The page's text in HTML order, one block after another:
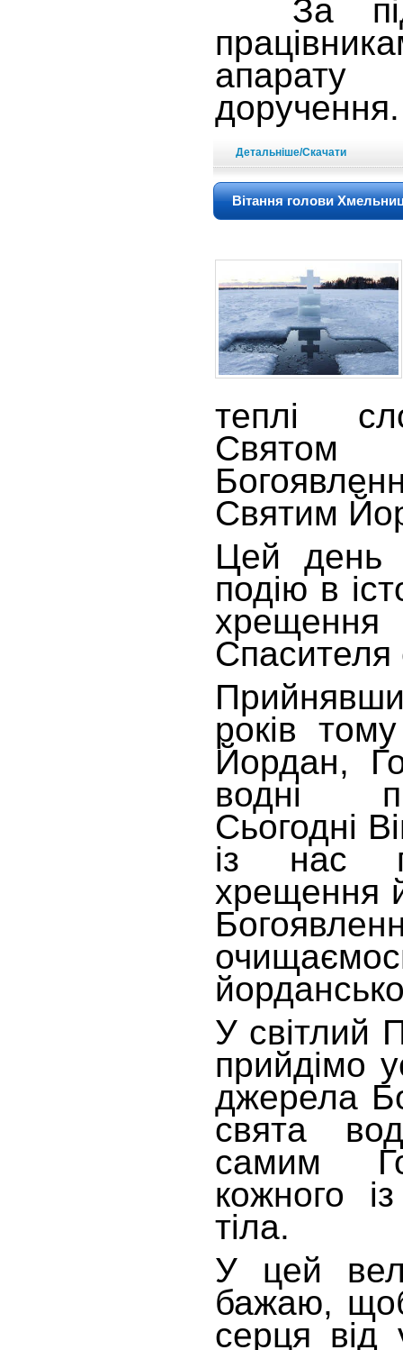
За
апарату
доручення.
Детальніше/Скачати
Вітання голови
теплі
Святим
Цей день
подію в
Спасителя
років
Йордан,
водні
Сьогодні
із нас
хрещення
У світлий
прийдімо
джерела
свята
самим
кожного
тіла.
У цей
бажаю,
серця від